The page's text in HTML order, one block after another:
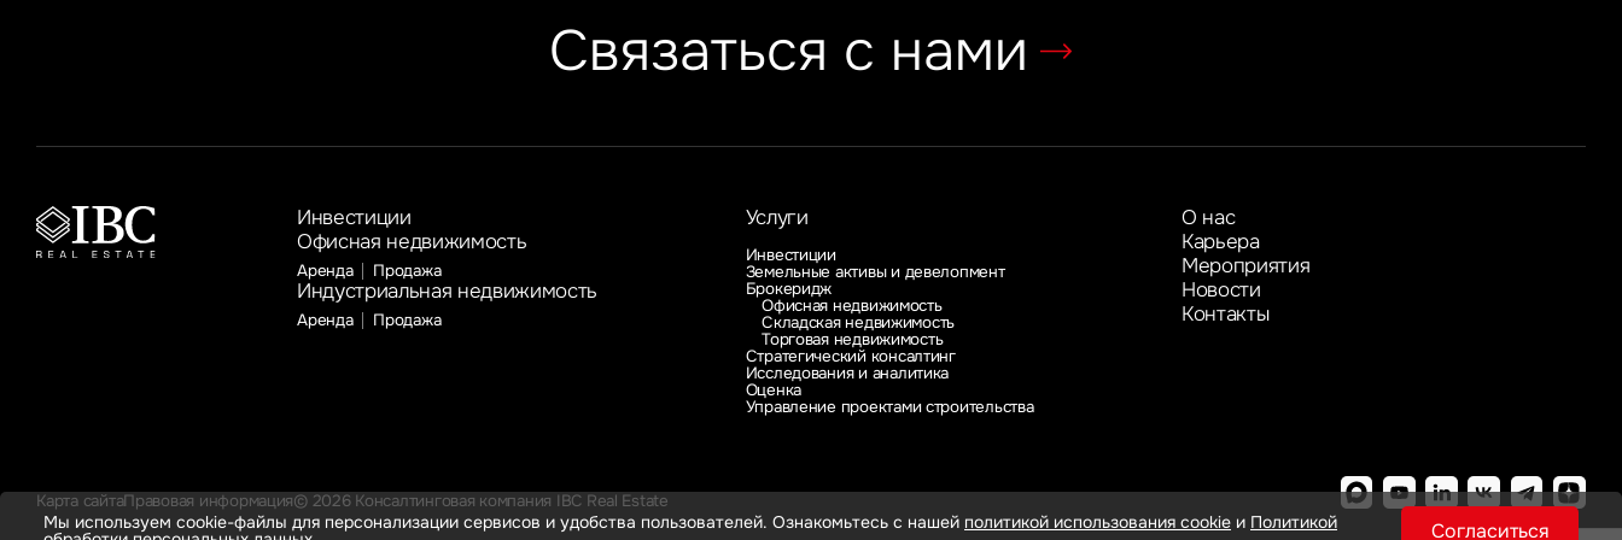
Связаться с нами
Инвестиции
Офисная недвижимость
Аренда Продажа
Индустриальная недвижимость
Аренда Продажа
Услуги
Инвестиции
Земельные активы и девелопмент
Брокеридж
Офисная недвижимость
Складская недвижимость
Торговая недвижимость
Стратегический консалтинг
Исследования и аналитика
Оценка
Управление проектами строительства
О нас
Карьера
Мероприятия
Новости
Контакты
Карта сайтаПравовая информация© 2026 Консалтинговая компания IBC Real Estate
Мы используем cookie-файлы для персонализации сервисов и удобства пользователей. Ознакомьтесь с нашей политикой использования cookie и Политикой Согласиться